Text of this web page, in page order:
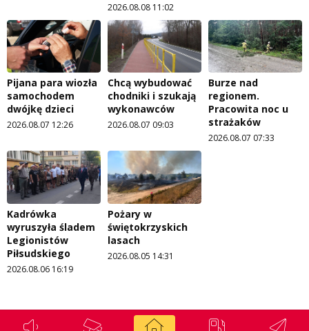
2026.08.08 11:02
Pijana para wiozła
samochodem
dwójkę dzieci
2026.08.07 12:26
Chcą wybudować
chodniki i szukają
wykonawców
2026.08.07 09:03
Burze nad
regionem.
Pracowita noc u
strażaków
2026.08.07 07:33
Kadrówka
wyruszyła śladem
Legionistów
Piłsudskiego
2026.08.06 16:19
Pożary w
świętokrzyskich
lasach
2026.08.05 14:31